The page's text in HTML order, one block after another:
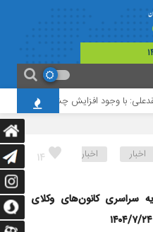
با وجود افزایش چشمگیر
14 اخبار
اخبار
سراسری کانون‌های وکلای